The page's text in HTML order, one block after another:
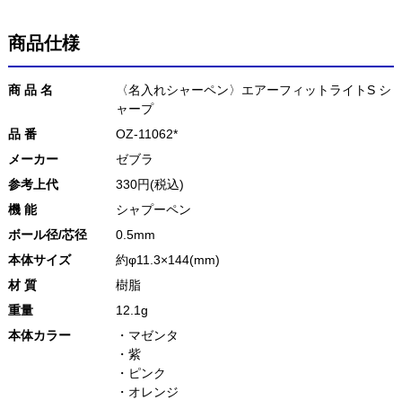
商品仕様
商 品 名
〈名入れシャーペン〉エアーフィットライトS シ
ャープ
品 番
OZ-11062*
メーカー
ゼブラ
参考上代
330円(税込)
機 能
シャプーペン
ボール径/芯径
0.5mm
本体サイズ
約φ11.3×144(mm)
材 質
樹脂
重量
12.1g
本体カラー
・マゼンタ
・紫
・ピンク
・オレンジ